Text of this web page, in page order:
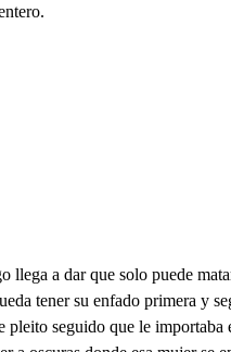
dará licencia a su hermana y ella estimando el favor que la hacéis podrá mejor ver la fiesta en la ventana mucho siento el no poder andar mañana con vos si por ir juntos los dos fuera más fácil el ver Lo que tengo de buscar sintiera que me dejéis pero no la conocéis y solo la he de buscar a pedir voy la escopeta yo a rogar a mis desvelos que me dejen yo a los cielos que me liberen de la seta de amantes que andan a oscuras porque vienen a ser pocos los que no parecen locos si escapan de ser figuras no es justo que por dejarme mi padre en tu protección trates con tu condición hermano de atormentarme pedirte licencia yo para ver del rey la entrada no es acción descompasada de mi honor ni el tuyo no pero dime qué dirán los que te vieren doña Ana ver la fiesta con la hermana de un mozo airoso y Galán en su misma casa estoy en reputación tan corta en Madrid que no me importa mirar en ti lo que soy en la corte por mil modos hay el honor puesto en venta mucha ociosidad atenta que compra el saber de todos y el que llega a presumir cuidadoso ha de estorbar que nadie llegue a culpar Lo que él pudiere advertir aun no estando en el lugar don Antonio pareciera menos culpa y no tuviera el pueblo qué murmurar mas dirán no siendo así que tú miras lo que pasa y que él en su mí casa te mira también a ti luego yo buena he de ser por lo que podrán decir culpas puedo yo incurrir en que podamos perder tú el